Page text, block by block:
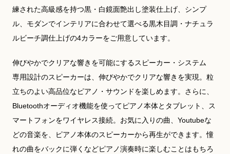
練された高級感を持つ黒・白鏡面艶出し塗装仕上げ、シンプ
ル、モダンでインテリアに合わせて選べる黒木目調・ナチュラ
ルビーチ調仕上げの4カラーをご用意しています。
伸びやかでクリアな響きを可能にするスピーカー・システム
専用設計のスピーカーは、伸びやかでクリアな響きを実現。粒
立ちのよい高品位なピアノ・サウンドを楽しめます。さらに、
Bluetoothオーディオ機能を使ってピアノ本体とタブレット、ス
マートフォンをワイヤレス接続。お気に入りの曲、Youtubeな
どの音楽を、ピアノ本体のスピーカーから再生ができます。憧
れの曲をバックに弾くなどピアノ演奏時に楽しむことはもちろ